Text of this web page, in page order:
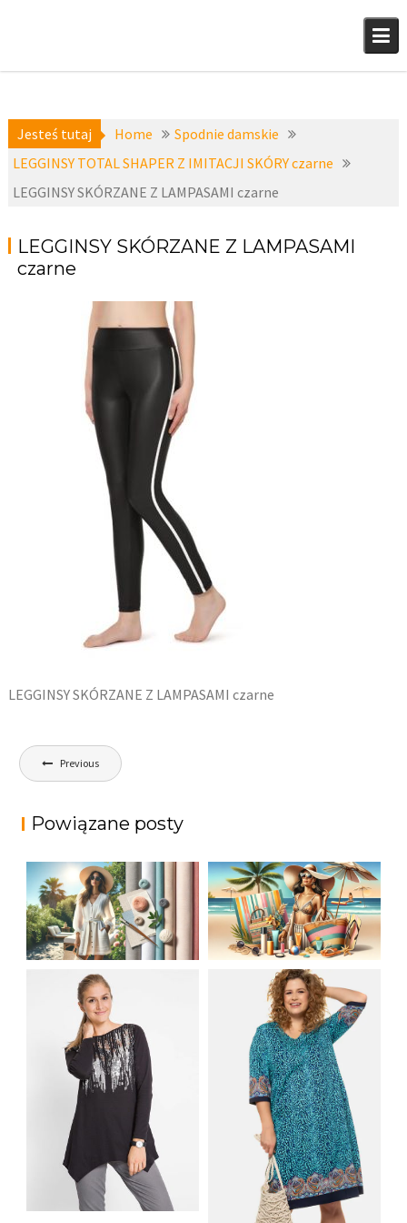
Jesteś tutaj Home
Spodnie damskie
LEGGINSY TOTAL SHAPER Z IMITACJI SKÓRY czarne
LEGGINSY SKÓRZANE Z LAMPASAMI czarne
LEGGINSY SKÓRZANE Z LAMPASAMI
czarne
LEGGINSY SKÓRZANE Z LAMPASAMI czarne
Nawigacja
wpisu
Previous
Powiązane posty
LETNIA MODA
PLAŻOWA: STROJE
KĄPIELOWE I
AKCESORIA, KTÓRE
MUSISZ MIEĆ
JAK STYLOWO
PRZETRWAĆ UPALNE
DNI: NAJLEPSZE
MATERIAŁY I KROJE
NA LATO